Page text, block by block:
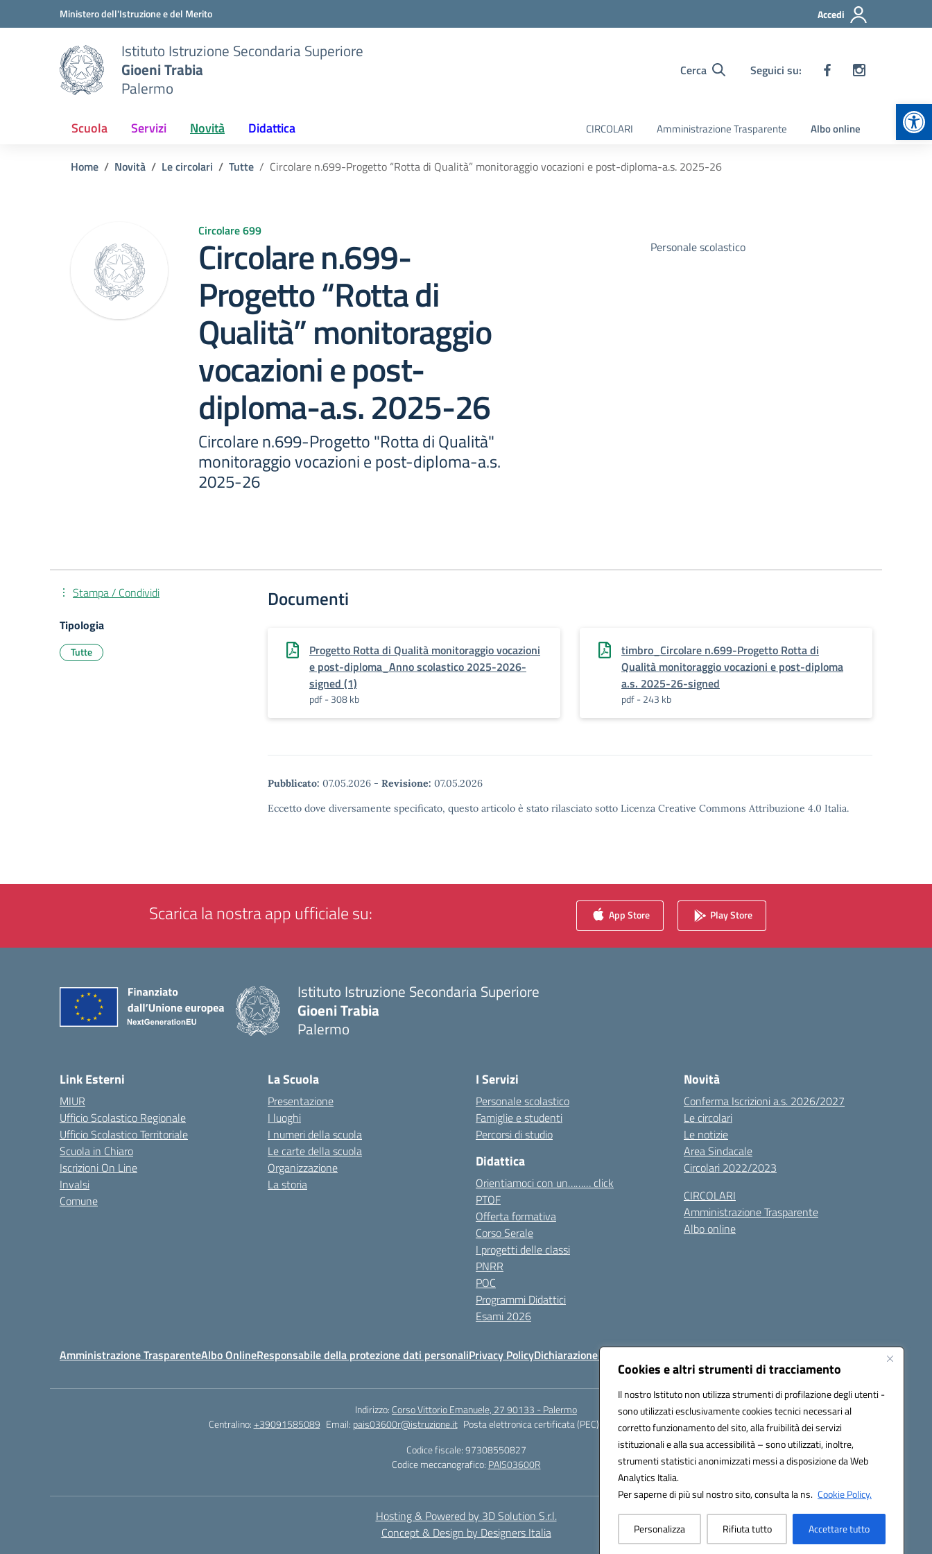
Cookies e altri strumenti di tracciamento
Il nostro Istituto non utilizza strumenti di profilazione degli utenti -
sono utilizzati esclusivamente cookies tecnici necessari al
corretto funzionamento del sito, alla fruibilità dei servizi
istituzionali e alla sua accessibilità – sono utilizzati, inoltre,
strumenti statistici anonimizzati messi a disposizione da Web
Analytics Italia.
Per saperne di più sul nostro sito, consulta la ns. Cookie Policy.
Personalizza Rifiuta tutto Accettare tutto
Vai ai contenuti
Vai al menu di navigazioneMinistero dell'Istruzione e del Merito Accedi
Istituto Istruzione Secondaria Superiore
Gioeni Trabia
Palermo
Cerca Seguici su:
Scuola Servizi Novità Didattica CIRCOLARI Amministrazione Trasparente Albo online
Home Novità Le circolari Tutte Circolare n.699-Progetto “Rotta di Qualità” monitoraggio vocazioni e post-diploma-a.s. 2025-26
Circolare 699
Circolare n.699-
Progetto “Rotta di
Qualità” monitoraggio
vocazioni e post-
diploma-a.s. 2025-26
Circolare n.699-Progetto "Rotta di Qualità"
monitoraggio vocazioni e post-diploma-a.s.
2025-26
Personale scolastico
Documenti
Progetto Rotta di Qualità monitoraggio vocazioni
e post-diploma_Anno scolastico 2025-2026-
signed (1)
pdf - 308 kb
timbro_Circolare n.699-Progetto Rotta di
Qualità monitoraggio vocazioni e post-diploma
a.s. 2025-26-signed
pdf - 243 kb
Pubblicato: 07.05.2026 - Revisione: 07.05.2026
Eccetto dove diversamente specificato, questo articolo è stato rilasciato sotto Licenza Creative Commons Attribuzione 4.0 Italia.
Stampa / Condividi
Tipologia
Tutte
Scarica la nostra app ufficiale su: App Store Play Store
Istituto Istruzione Secondaria Superiore
Gioeni Trabia
Palermo
Link Esterni
MIUR
Ufficio Scolastico Regionale
Ufficio Scolastico Territoriale
Scuola in Chiaro
Iscrizioni On Line
Invalsi
Comune
La Scuola
Presentazione
I luoghi
I numeri della scuola
Le carte della scuola
Organizzazione
La storia
I Servizi
Personale scolastico
Famiglie e studenti
Percorsi di studio
Didattica
Orientiamoci con un……… click
PTOF
Offerta formativa
Corso Serale
I progetti delle classi
PNRR
POC
Programmi Didattici
Esami 2026
Novità
Conferma Iscrizioni a.s. 2026/2027
Le circolari
Le notizie
Area Sindacale
Circolari 2022/2023
CIRCOLARI
Amministrazione Trasparente
Albo online
Amministrazione TrasparenteAlbo OnlineResponsabile della protezione dati personaliPrivacy PolicyDichiarazione di accessibilità Seguici su:
Indirizzo: Corso Vittorio Emanuele, 27 90133 - Palermo
Centralino:+39091585089 Email: pais03600r@istruzione.it Posta elettronica certificata (PEC):
pais03600r@pec.istruzione.it
Codice fiscale: 97308550827
Codice meccanografico: PAIS03600R
Hosting & Powered by 3D Solution S.r.l.
Concept & Design by Designers Italia